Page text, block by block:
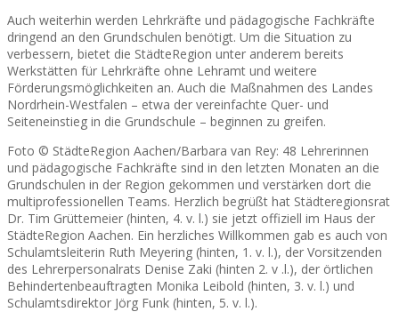
Auch weiterhin werden Lehrkräfte und pädagogische Fachkräfte
dringend an den Grundschulen benötigt. Um die Situation zu
verbessern, bietet die StädteRegion unter anderem bereits
Werkstätten für Lehrkräfte ohne Lehramt und weitere
Förderungsmöglichkeiten an. Auch die Maßnahmen des Landes
Nordrhein-Westfalen – etwa der vereinfachte Quer- und
Seiteneinstieg in die Grundschule – beginnen zu greifen.
Foto © StädteRegion Aachen/Barbara van Rey: 48 Lehrerinnen
und pädagogische Fachkräfte sind in den letzten Monaten an die
Grundschulen in der Region gekommen und verstärken dort die
multiprofessionellen Teams. Herzlich begrüßt hat Städteregionsrat
Dr. Tim Grüttemeier (hinten, 4. v. l.) sie jetzt offiziell im Haus der
StädteRegion Aachen. Ein herzliches Willkommen gab es auch von
Schulamtsleiterin Ruth Meyering (hinten, 1. v. l.), der Vorsitzenden
des Lehrerpersonalrats Denise Zaki (hinten 2. v .l.), der örtlichen
Behindertenbeauftragten Monika Leibold (hinten, 3. v. l.) und
Schulamtsdirektor Jörg Funk (hinten, 5. v. l.).